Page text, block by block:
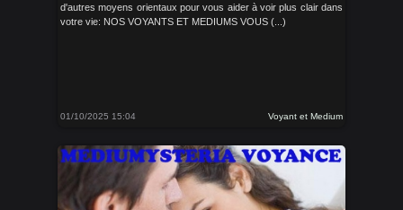
d'autres moyens orientaux pour vous aider à voir plus clair dans
votre vie: NOS VOYANTS ET MEDIUMS VOUS (...)
01/10/2025 15:04 Voyant et Medium